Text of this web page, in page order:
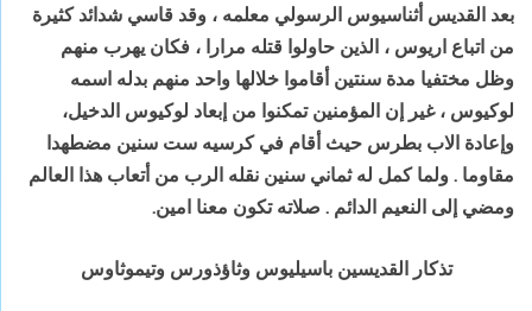
بعد القديس أثناسيوس الرسولي معلمه ، وقد قاسي شدائد كثيرة
من اتباع اريوس ، الذين حاولوا قتله مرارا ، فكان يهرب منهم
وظل مختفيا مدة سنتين أقاموا خلالها واحد منهم بدله اسمه
لوكيوس ، غير إن المؤمنين تمكنوا من إبعاد لوكيوس الدخيل،
وإعادة الاب بطرس حيث أقام في كرسيه ست سنين مضطهدا
مقاوما . ولما كمل له ثماني سنين نقله الرب من أتعاب هذا العالم
ومضي إلى النعيم الدائم . صلاته تكون معنا امين.
تذكار القديسين باسيليوس وثاؤذورس وتيموثاوس